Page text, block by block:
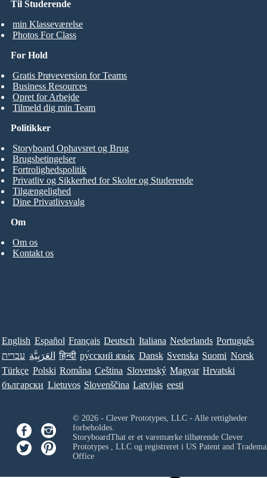
Til Studerende
min Klasseværelse
Photos For Class
For Hold
Gratis Prøveversion for Teams
Business Resources
Opret for Arbejde
Tilmeld dig min Team
Om
Om os
Kontakt os
Politikker
Storyboard Ophavsret og Brug
Brugsbetingelser
Fortrolighedspolitik
Privatliv og Sikkerhed for Skoler og Studerende
Tilgængelighed
Dine Privatlivsvalg
English Español Français Deutsch Italiana Nederlands Português
עברית العَرَبِيَّة हिन्दी ру́сский язы́к Dansk Svenska Suomi Norsk
Türkçe Polski Româna Ceština Slovenský Magyar Hrvatski
български Lietuvos Slovenščina Latvijas eesti
© 2026 - Clever Prototypes, LLC - Alle rettigheder
forbeholdes.
StoryboardThat er et varemærke tilhørende Clever
Prototypes , LLCog registreret i US Patent and
Office